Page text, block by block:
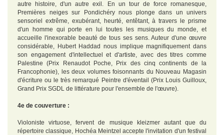
autre histoire, d'un autre exil. En un tour de force romanesque,
Premières neiges sur Pondichéry nous plonge dans un univers
sensoriel extrême, exubérant, heurté, entêtant, à travers le prisme
d'un homme qui porte en lui toutes les musiques du monde, et
accueille l'inexorable beauté de tous ses sens. Auteur d'une œuvre
considérable, Hubert Haddad nous implique magnifiquement dans
son engagement d'intellectuel et d'artiste, avec des titres comme
Palestine (Prix Renaudot Poche, Prix des cinq continents de la
Francophonie), les deux volumes foisonnants du Nouveau Magasin
d'écriture ou le très remarqué Peintre d'éventail (Prix Louis Guilloux,
Grand Prix SGDL de littérature pour l'ensemble de l'œuvre).
4e de couverture :
Violoniste virtuose, fervent de musique kleizmer autant que du
répertoire classique, Hochéa Meintzel accepte l'invitation d'un festival